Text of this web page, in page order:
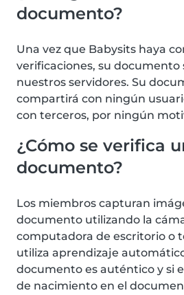
documento?
Una vez que Babysits haya
verificaciones, su documento
nuestros servidores. Su
compartirá con ningún
con terceros, por ningún
¿Cómo se verifica
documento?
Los miembros capturan
documento utilizando la
computadora de escritorio o
utiliza aprendizaje
documento es auténtico y si
de nacimiento en el